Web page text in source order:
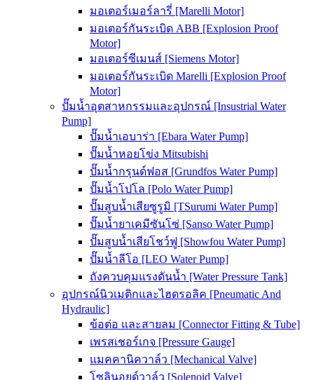
มอเตอร์เมอร์ลารี่ [Marelli Motor]
มอเตอร์กันระเบิด ABB [Explosion Proof
Motor]
มอเตอร์ซีเมนส์ [Siemens Motor]
มอเตอร์กันระเบิด Marelli [Explosion Proof
Motor]
ปั๊มน้ำอุตสาหกรรมและอุปกรณ์ [Insustrial Water
Pump]
ปั๊มน้ำเอบาร่า [Ebara Water Pump]
ปั๊มน้ำหอยโข่ง Mitsubishi
ปั๊มน้ำกรุนด์ฟอส [Grundfos Water Pump]
ปั๊มน้ำโปโล [Polo Water Pump]
ปั๊มสูบน้ำเสียซูรูมิ [TSurumi Water Pump]
ปั๊มน้ำยาเคมีซันโซ่ [Sanso Water Pump]
ปั๊มสูบน้ำเสียโชว์ฟู [Showfou Water Pump]
ปั๊มน้ำลีโอ [LEO Water Pump]
ถังควบคุมแรงดันน้ำ [Water Pressure Tank]
อุปกรณ์นิวเมติกและไฮดรอลิค [Pneumatic And
Hydraulic]
ข้อต่อ และสายลม [Connector Fitting & Tube]
เพรสเชอร์เกจ [Pressure Gauge]
แมคคานิควาล์ว [Mechanical Valve]
โซลินอยด์วาล์ว [Solenoid Valve]